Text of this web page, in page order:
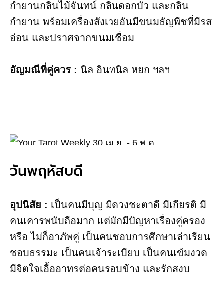
กำยานกลิ่นไม้จันทน์ กลิ่นดอกบัว และกลิ่น
กำยาน พร้อมเครื่องสังเวยอันมีขนมธัญพืชที่มีรส
อ่อน และปราศจากขนมเชื่อม
อัญมณี​ที่คู่ควร : นิล​ อินทนิล หยก ฯลฯ
วันพฤหัสบดี
อุปนิสัย : เป็นคนมีบุญ มีดวงชะตาดี มีเกียรติ มี
คนเคารพนับถือมาก แต่มักมีปัญหาเรื่องคู่ครอง
หรือ ไม่ก็อาภัพคู่ เป็นคนชอบการศึกษาเล่าเรียน
ชอบธรรมะ เป็นคนเจ้าระเบียบ เป็นคนเข้มงวด
มีจิตใจเอื้ออาทรต่อคนรอบข้าง และรักสงบ